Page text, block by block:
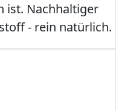
ist. Nachhaltiger
- rein natürlich.